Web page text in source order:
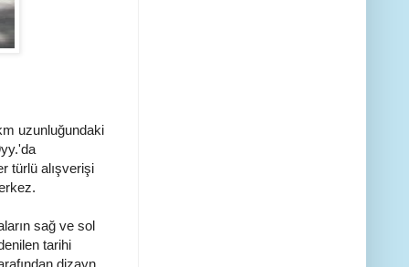
uzunluğundaki
türlü alışverişi
sağ ve sol
tarihi
dizayn